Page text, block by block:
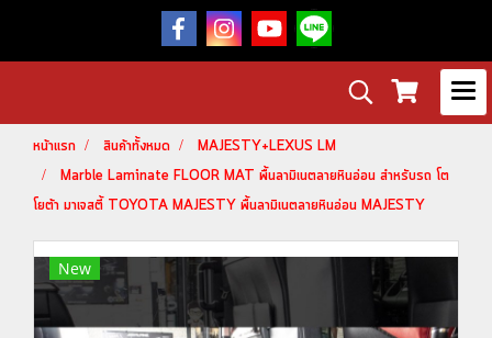
หน้าแรก สินค้าทั้งหมด
MAJESTY+LEXUS LM
Marble Laminate FLOOR MAT พื้นลามิเนตลายหินอ่อน สำหรับรถ โต
โยต้า มาเจสตี้ TOYOTA MAJESTY พื้นลามิเนตลายหินอ่อน MAJESTY
New